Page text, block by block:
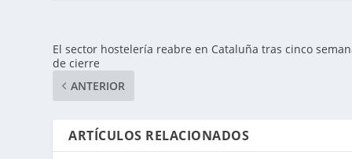
El sector hostelería reabre en Cataluña tras cinco
de cierre
ANTERIOR
ARTÍCULOS RELACIONADOS